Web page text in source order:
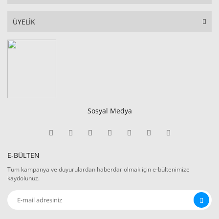
ÜYELİK
Sosyal Medya
E-BÜLTEN
Tüm kampanya ve duyurulardan haberdar olmak için e-bültenimize
kaydolunuz.